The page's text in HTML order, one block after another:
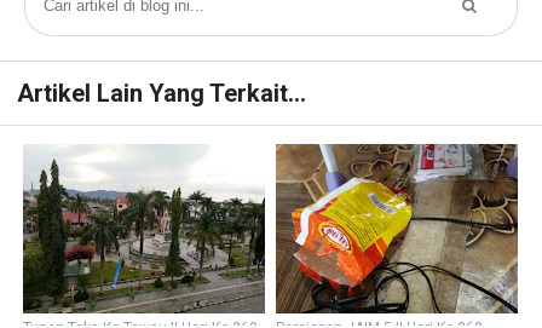
Artikel Lain Yang Terkait...